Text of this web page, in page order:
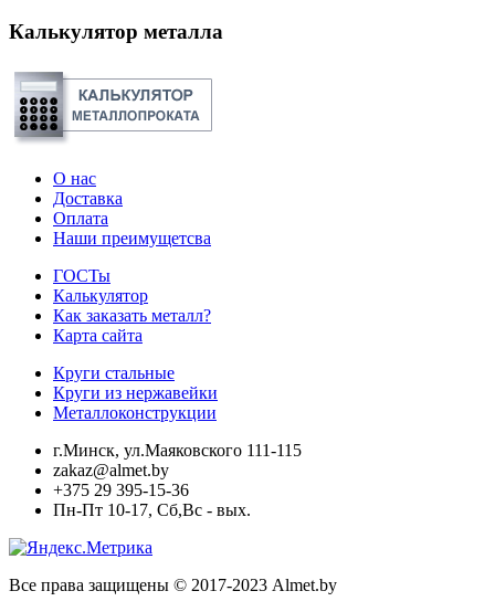
Калькулятор металла
О нас
Доставка
Оплата
Наши преимущетсва
ГОСТы
Калькулятор
Как заказать металл?
Карта сайта
Круги стальные
Круги из нержавейки
Металлоконструкции
г.Минск, ул.Маяковского 111-115
zakaz@almet.by
+375 29 395-15-36
Пн-Пт 10-17, Сб,Вс - вых.
Все права защищены © 2017-2023 Almet.by